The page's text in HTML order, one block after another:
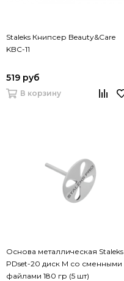
Staleks Книпсер Beauty&Care
KBC-11
519 руб
В корзину
Основа металлическая Staleks
PDset-20 диск M со сменными
файлами 180 гр (5 шт)